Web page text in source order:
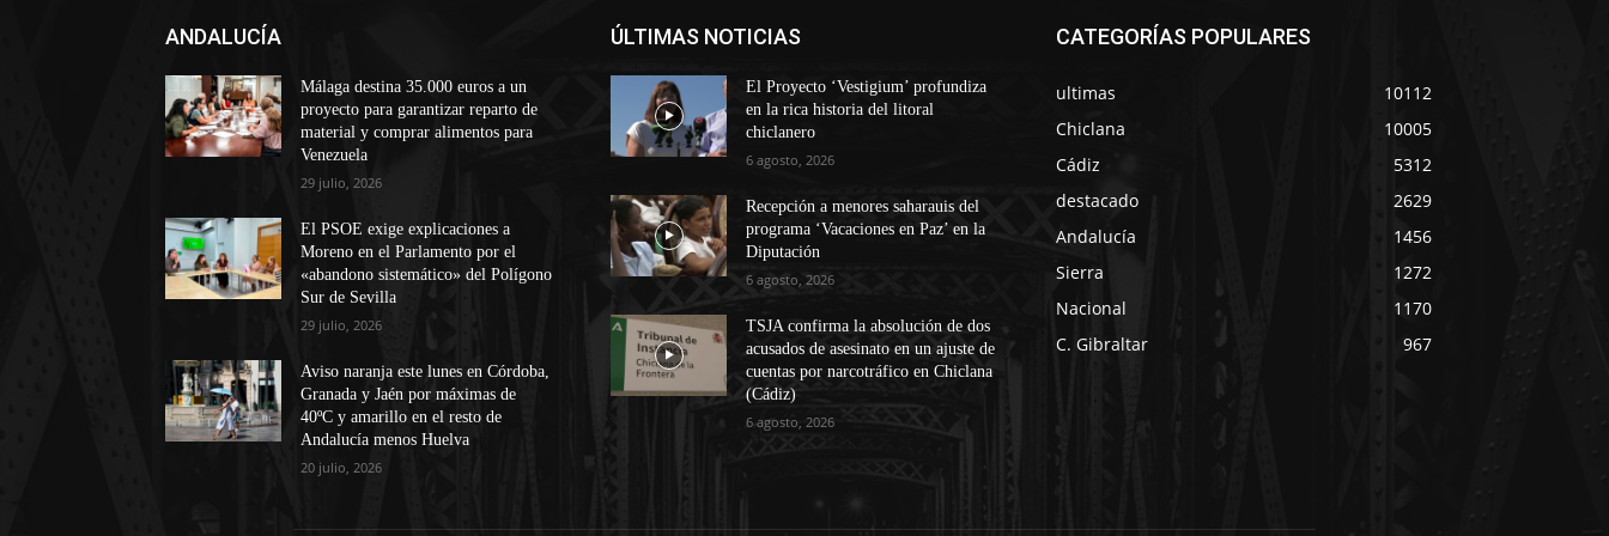
ANDALUCÍA
Málaga destina 35.000 euros a un
proyecto para garantizar reparto de
material y comprar alimentos para
Venezuela
29 julio, 2026
El PSOE exige explicaciones a
Moreno en el Parlamento por el
«abandono sistemático» del Polígono
Sur de Sevilla
29 julio, 2026
Aviso naranja este lunes en Córdoba,
Granada y Jaén por máximas de
40ºC y amarillo en el resto de
Andalucía menos Huelva
20 julio, 2026
ÚLTIMAS NOTICIAS
El Proyecto ‘Vestigium’ profundiza
en la rica historia del litoral
chiclanero
6 agosto, 2026
Recepción a menores saharauis del
programa ‘Vacaciones en Paz’ en la
Diputación
6 agosto, 2026
TSJA confirma la absolución de dos
acusados de asesinato en un ajuste de
cuentas por narcotráfico en Chiclana
(Cádiz)
6 agosto, 2026
CATEGORÍAS POPULARES
ultimas
10112
Chiclana
10005
Cádiz
5312
destacado
2629
Andalucía
1456
Sierra
1272
Nacional
1170
C. Gibraltar
967